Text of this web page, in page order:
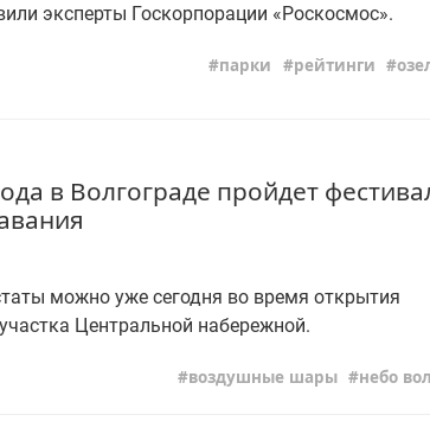
эксперты Госкорпорации «Роскосмос».
парки рейтинги
в Волгограде пройдет
можно уже сегодня во время открытия
Центральной набережной.
воздушные шары небо